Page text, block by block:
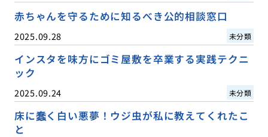
赤ちゃんを守るために知るべき公的相談窓口
2025.09.28 未分類
インスタを味方にゴミ屋敷を卒業する実践テクニ
ック
2025.09.24 未分類
床に蠢く白い悪夢！ウジ虫が私に教えてくれたこ
と